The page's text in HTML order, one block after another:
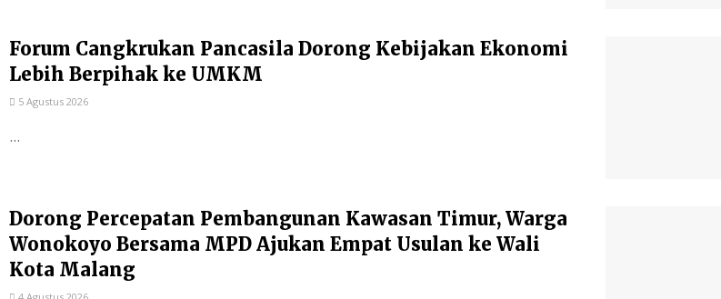
Forum Cangkrukan Pancasila Dorong Kebijakan Ekonomi
Lebih Berpihak ke UMKM
5 Agustus 2026
...
Dorong Percepatan Pembangunan Kawasan Timur, Warga
Wonokoyo Bersama MPD Ajukan Empat Usulan ke Wali
Kota Malang